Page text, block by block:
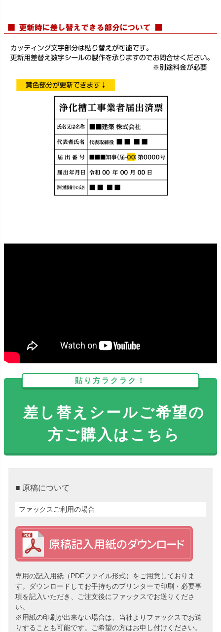
貼り方ラクラク！
差し替えシールご希望の
方ご購入はこちら
■ 原稿について
ファックスご利用の場合
専用の記入用紙（PDFファイル形式）をご用意しておりま
す。ダウンロードしてお手持ちのプリンターで印刷・必要事
項を記入いただき、ご注文後にファックスでお送りくださ
い。
※用紙の印刷が出来ない場合は、当社よりファックスでお送
りすることも可能です。ご希望の方はお申し付けください。